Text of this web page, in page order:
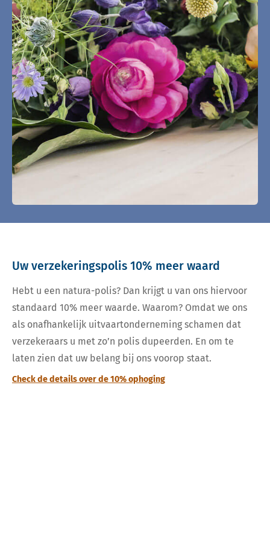
Uw verzekeringspolis 10% meer waard
Hebt u een natura-polis? Dan krijgt u van ons hiervoor
standaard 10% meer waarde. Waarom? Omdat we ons
als onafhankelijk uitvaartonderneming schamen dat
verzekeraars u met zo’n polis dupeerden. En om te
laten zien dat uw belang bij ons voorop staat.
Check de details over de 10% ophoging